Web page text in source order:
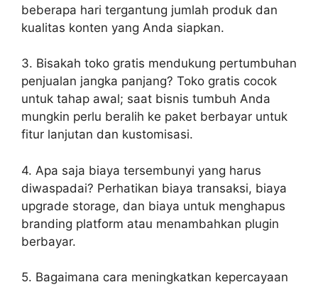
beberapa hari tergantung jumlah produk dan
kualitas konten yang Anda siapkan.
3. Bisakah toko gratis mendukung pertumbuhan
penjualan jangka panjang? Toko gratis cocok
untuk tahap awal; saat bisnis tumbuh Anda
mungkin perlu beralih ke paket berbayar untuk
fitur lanjutan dan kustomisasi.
4. Apa saja biaya tersembunyi yang harus
diwaspadai? Perhatikan biaya transaksi, biaya
upgrade storage, dan biaya untuk menghapus
branding platform atau menambahkan plugin
berbayar.
5. Bagaimana cara meningkatkan kepercayaan